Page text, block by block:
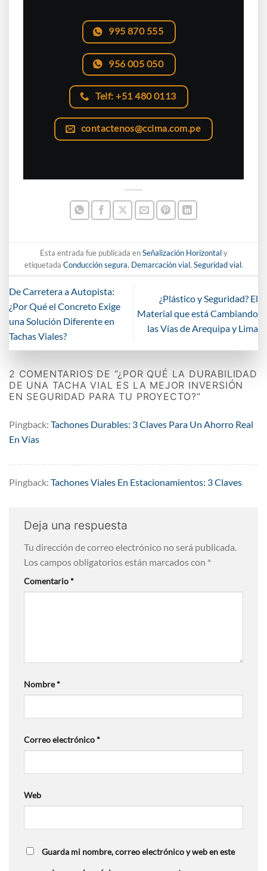
995 870 555
956 005 050
Telf: +51 480 0113
contactenos@ccima.com.pe
Esta entrada fue publicada enSeñalización Horizontaly
etiquetada Conducción segura, Demarcación vial, Seguridad vial.
De Carretera a Autopista:
¿Por Qué el Concreto Exige
una Solución Diferente en
Tachas Viales?
¿Plástico y Seguridad? El
Material que está Cambiando
las Vías de Arequipa y Lima
2 COMENTARIOS DE “¿POR QUÉ LA DURABILIDAD
DE UNA TACHA VIAL ES LA MEJOR INVERSIÓN
EN SEGURIDAD PARA TU PROYECTO?”
Pingback: Tachones Durables: 3 Claves Para Un Ahorro Real
En Vías
Pingback: Tachones Viales En Estacionamientos: 3 Claves
Deja una respuesta
Tu dirección de correo electrónico no será publicada.
Los campos obligatorios están marcados con *
Comentario*
Nombre*
Correo electrónico*
Web
Guarda mi nombre, correo electrónico y web en este